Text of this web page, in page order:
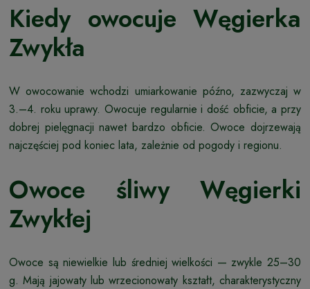
Kiedy owocuje Węgierka
Zwykła
W owocowanie wchodzi umiarkowanie późno, zazwyczaj w
3.–4. roku uprawy. Owocuje regularnie i dość obficie, a przy
dobrej pielęgnacji nawet bardzo obficie. Owoce dojrzewają
najczęściej pod koniec lata, zależnie od pogody i regionu.
Owoce śliwy Węgierki
Zwykłej
Owoce są niewielkie lub średniej wielkości — zwykle 25–30
g. Mają jajowaty lub wrzecionowaty kształt, charakterystyczny